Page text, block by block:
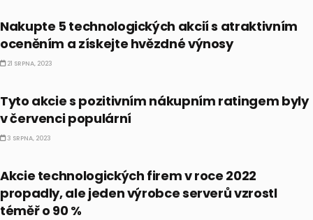
Nakupte 5 technologických akcií s atraktivním
oceněním a získejte hvězdné výnosy
21 SRPNA, 2023
Tyto akcie s pozitivním nákupním ratingem byly
v červenci populární
3 SRPNA, 2023
Akcie technologických firem v roce 2022
propadly, ale jeden výrobce serverů vzrostl
téměř o 90 %